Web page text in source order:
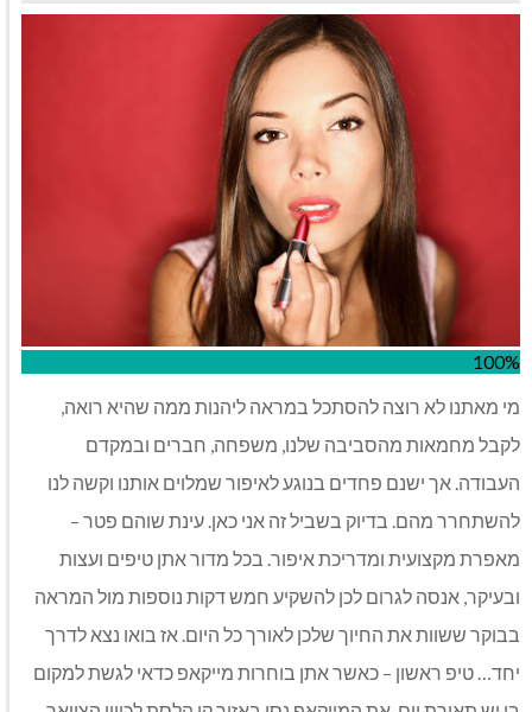
100%
מי מאתנו לא רוצה להסתכל במראה ליהנות ממה שהיא רואה,
לקבל מחמאות מהסביבה שלנו, משפחה, חברים ובמקדם
העבודה. אך ישנם פחדים בנוגע לאיפור שמלוים אותנו וקשה לנו
להשתחרר מהם. בדיוק בשביל זה אני כאן. עינת שוהם פטר –
מאפרת מקצועית ומדריכת איפור. בכל מדור אתן טיפים ועצות
ובעיקר, אנסה לגרום לכן להשקיע חמש דקות נוספות מול המראה
בבוקר ששוות את החיוך שלכן לאורך כל היום. אז בואו נצא לדרך
יחד… טיפ ראשון – כאשר אתן בוחרות מייקאפ כדאי לגשת למקום